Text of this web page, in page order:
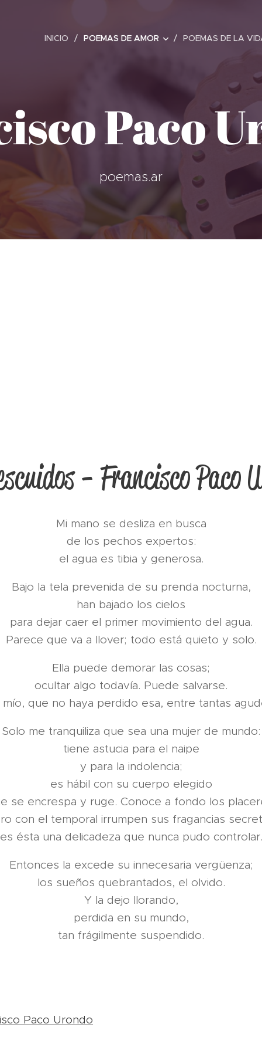
INICIO POEMAS DE AMOR POEMAS DE LA
Paco
poemas.ar
- Francisco Paco
Mi mano se desliza en busca
de los pechos expertos:
el agua es tibia y generosa.
Bajo la tela prevenida de su prenda nocturna,
han bajado los cielos
para dejar caer el primer movimiento del agua.
Parece que va a llover; todo está quieto y solo.
Ella puede demorar las cosas;
ocultar algo todavía. Puede salvarse.
mío, que no haya perdido esa, entre tantas
Solo me tranquiliza que sea una mujer de mundo:
tiene astucia para el naipe
y para la indolencia;
es hábil con su cuerpo elegido
se encrespa y ruge. Conoce a fondo los
con el temporal irrumpen sus fragancias
es ésta una delicadeza que nunca pudo controlar.
Entonces la excede su innecesaria vergüenza;
los sueños quebrantados, el olvido.
Y la dejo llorando,
perdida en su mundo,
tan frágilmente suspendido.
Paco Urondo